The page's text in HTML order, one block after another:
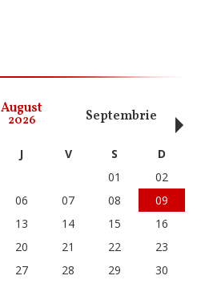
August
2026 Septembrie
J V S
D
01
02
06 07 08
09
13 14 15
16
20 21 22
23
27 28 29
30